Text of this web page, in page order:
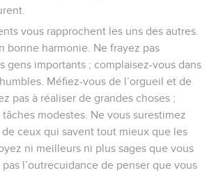
vous rapprochent les uns des autres.
bonne harmonie. Ne frayez pas
gens importants ; complaisez-vous dans
Méfiez-vous de l’orgueil et de
pas à réaliser de grandes choses ;
modestes. Ne vous surestimez
de ceux qui savent tout mieux que les
ni meilleurs ni plus sages que vous
pas l’outrecuidance de penser que vous